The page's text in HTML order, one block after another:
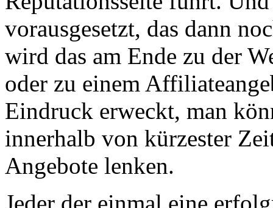
vorausgesetzt, das dann
wird das am Ende zu der
oder zu einem
Eindruck erweckt, man
innerhalb von kürzester
Angebote lenken.
Jeder der einmal eine